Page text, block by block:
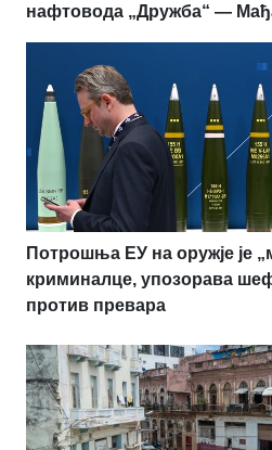
нафтовода „Дружба“ —
Потрошња ЕУ на оружје је
криминалце, упозорава
против превара